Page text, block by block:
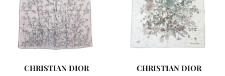
CHRISTIAN DIOR CHRISTIAN DIOR